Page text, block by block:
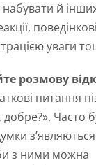
й
уваги
розмову
питання
Часто
з ними можна